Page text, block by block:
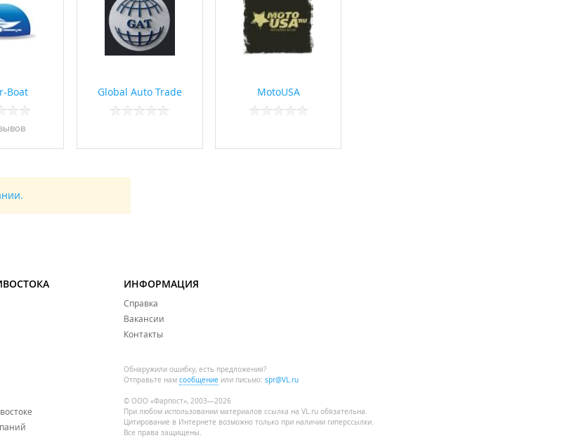
Boat Global Auto Trade MotoUSA
ИНФОРМАЦИЯ
Справка
Вакансии
Контакты
Обнаружили ошибку, есть предложения?
Отправьте нам сообщение или письмо: spr@VL.ru
© ООО «Фарпост», 2003—2026
При любом использовании материалов ссылка на VL.ru обязательна.
Цитирование в Интернете возможно только при наличии гиперссылки.
Все права защищены.